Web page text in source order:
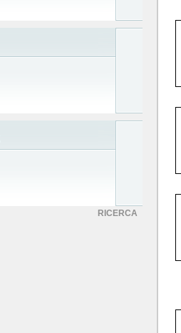
RICERCA